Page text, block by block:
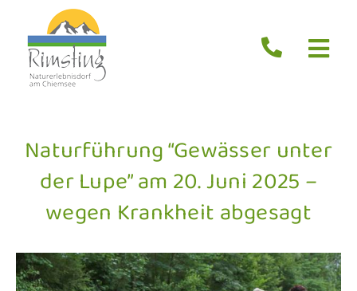
Inhalt
springen
Aktuelles
Erleben
Übernachten
Service
Naturführung “Gewässer unter
der Lupe” am 20. Juni 2025 –
wegen Krankheit abgesagt